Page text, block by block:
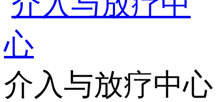
心
介入与放疗中心